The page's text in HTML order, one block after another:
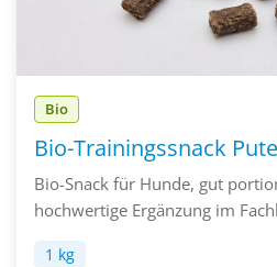
Bio
Bio-Trainingssnack Pute
Bio-Snack für Hunde, gut
hochwertige Ergänzung im
1 kg